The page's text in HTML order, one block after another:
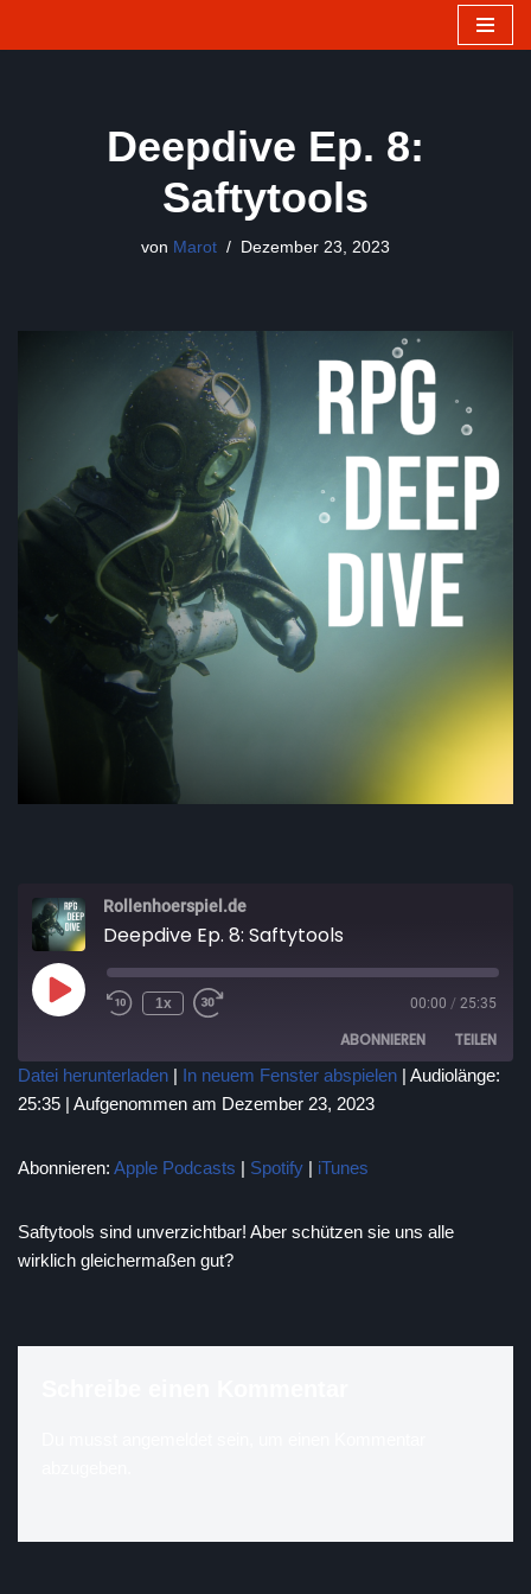
Deepdive Ep. 8:
Saftytools
von Marot Dezember 23, 2023
Rollenhoerspiel.de
Deepdive Ep. 8: Saftytools
1x 00:00 / 25:35
ABONNIEREN TEILEN
Apple Podcasts Spotify
TEILEN
LINK
Datei herunterladen | In neuem Fenster abspielen | Audiolänge:
25:35 | Aufgenommen am Dezember 23, 2023
Abonnieren: Apple Podcasts | Spotify | iTunes
Saftytools sind unverzichtbar! Aber schützen sie uns alle
wirklich gleichermaßen gut?